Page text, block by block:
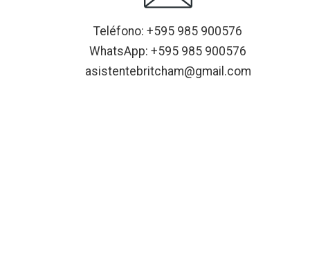
Teléfono: +595 985 900576
WhatsApp: +595 985 900576
asistentebritcham@gmail.com